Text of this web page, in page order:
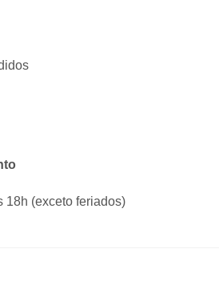
18h (exceto feriados)